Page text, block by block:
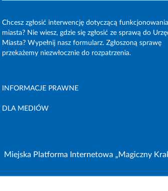
Chcesz zgłosić interwencję dotyczącą funkcjonowania
miasta? Nie wiesz, gdzie się zgłosić ze sprawą do
Miasta? Wypełnij nasz formularz. Zgłoszoną sprawę
przekażemy niezwłocznie do rozpatrzenia.
INFORMACJE PRAWNE
DLA MEDIÓW
Miejska Platforma Internetowa „Magiczny